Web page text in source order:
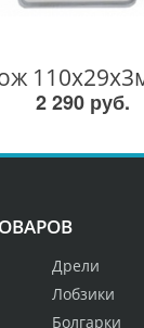
2 290 руб.
Дрели
Лобзики
Болгарки